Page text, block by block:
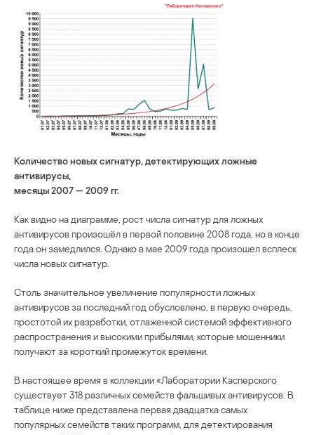
Количество новых сигнатур, детектирующих ложные
антивирусы,
месяцы 2007 — 2009 гг.
Как видно на диаграмме, рост числа сигнатур для ложных
антивирусов произошёл в первой половине 2008 года, но в конце
года он замедлился. Однако в мае 2009 года произошел всплеск
числа новых сигнатур.
Столь значительное увеличение популярности ложных
антивирусов за последний год обусловлено, в первую очередь,
простотой их разработки, отлаженной системой эффективного
распространения и высокими прибылями, которые мошенники
получают за короткий промежуток времени.
В настоящее время в коллекции «Лаборатории Касперского
существует 318 различных семейств фальшивых антивирусов. В
таблице ниже представлена первая двадцатка самых
популярных семейств таких программ, для детектирования